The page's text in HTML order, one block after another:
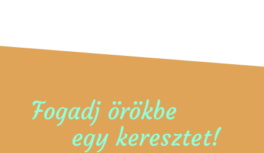
Fogadj örökbe
egy keresztet!